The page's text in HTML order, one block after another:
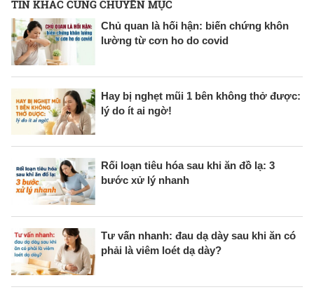
TIN KHÁC CÙNG CHUYÊN MỤC
Chủ quan là hối hận: biến chứng khôn
lường từ cơn ho do covid
Hay bị nghẹt mũi 1 bên không thở được:
lý do ít ai ngờ!
Rối loạn tiêu hóa sau khi ăn đồ lạ: 3
bước xử lý nhanh
Tư vấn nhanh: đau dạ dày sau khi ăn có
phải là viêm loét dạ dày?